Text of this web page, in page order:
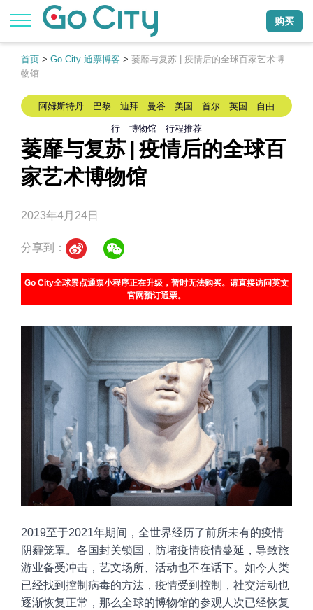
购买
首页 > Go City 通票博客 > 萎靡与复苏 | 疫情后的全球百家艺术博
物馆
阿姆斯特丹 巴黎 迪拜 曼谷 美国 首尔 英国 自由
行 博物馆 行程推荐
萎靡与复苏 | 疫情后的全球百
家艺术博物馆
2023年4月24日
分享到：
Go City全球景点通票小程序正在升级，暂时无法购买。请直接访问英文
官网预订通票。
2019至于2021年期间，全世界经历了前所未有的疫情
阴霾笼罩。 各国封关锁国，防堵疫情疫情蔓延 ， 导致旅
游业备受冲击 ， 艺文场所、活动也不在话下。如今人类
已经找到控制病毒的方法，疫情受到控制
， 社交活动也
逐渐恢复正常 ， 那么全球的博物馆的参观人次已经恢复